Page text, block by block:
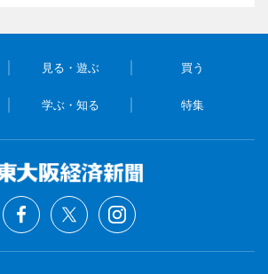
見る・遊ぶ 買う
学ぶ・知る 特集